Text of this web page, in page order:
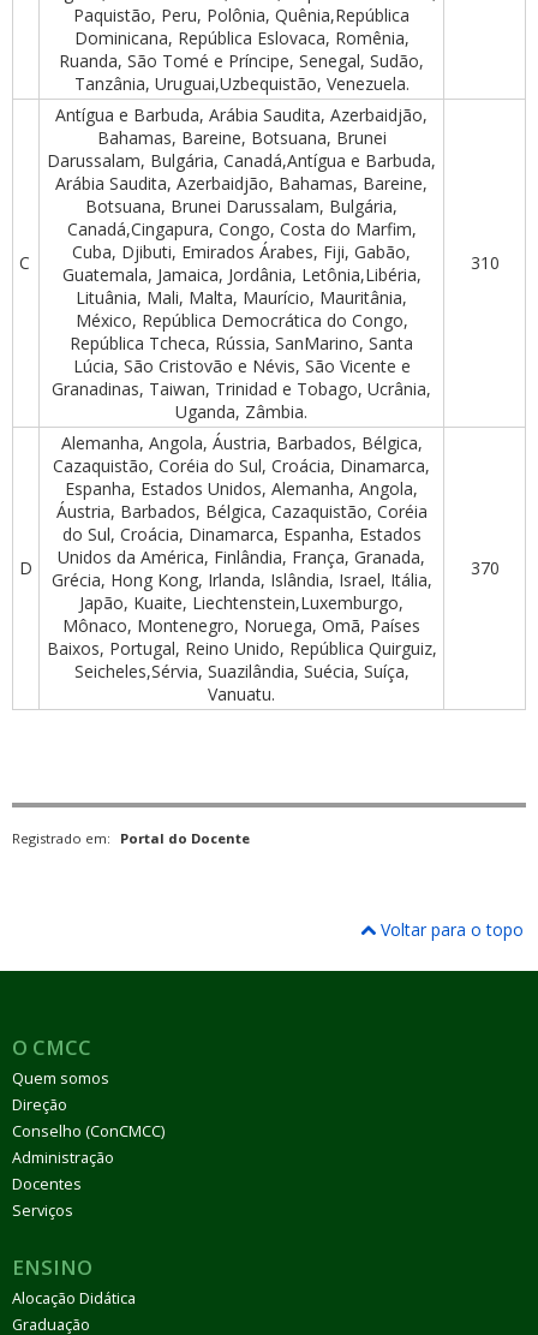
Paquistão, Peru, Polônia, Quênia,República
Dominicana, República Eslovaca, Romênia,
Ruanda, São Tomé e Príncipe, Senegal, Sudão,
Tanzânia, Uruguai,Uzbequistão, Venezuela.
C
Antígua e Barbuda, Arábia Saudita, Azerbaidjão,
Bahamas, Bareine, Botsuana, Brunei
Darussalam, Bulgária, Canadá,Antígua e Barbuda,
Arábia Saudita, Azerbaidjão, Bahamas, Bareine,
Botsuana, Brunei Darussalam, Bulgária,
Canadá,Cingapura, Congo, Costa do Marfim,
Cuba, Djibuti, Emirados Árabes, Fiji, Gabão,
Guatemala, Jamaica, Jordânia, Letônia,Libéria,
Lituânia, Mali, Malta, Maurício, Mauritânia,
México, República Democrática do Congo,
República Tcheca, Rússia, SanMarino, Santa
Lúcia, São Cristovão e Névis, São Vicente e
Granadinas, Taiwan, Trinidad e Tobago, Ucrânia,
Uganda, Zâmbia.
310
D
Alemanha, Angola, Áustria, Barbados, Bélgica,
Cazaquistão, Coréia do Sul, Croácia, Dinamarca,
Espanha, Estados Unidos, Alemanha, Angola,
Áustria, Barbados, Bélgica, Cazaquistão, Coréia
do Sul, Croácia, Dinamarca, Espanha, Estados
Unidos da América, Finlândia, França, Granada,
Grécia, Hong Kong, Irlanda, Islândia, Israel, Itália,
Japão, Kuaite, Liechtenstein,Luxemburgo,
Mônaco, Montenegro, Noruega, Omã, Países
Baixos, Portugal, Reino Unido, República Quirguiz,
Seicheles,Sérvia, Suazilândia, Suécia, Suíça,
Vanuatu.
370
Registrado em: Portal do Docente
Voltar para o topo
O CMCC
Quem somos
Direção
Conselho (ConCMCC)
Administração
Docentes
Serviços
ENSINO
Alocação Didática
Graduação